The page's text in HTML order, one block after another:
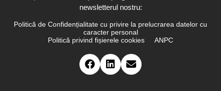
newsletterul nostru:
Politică de Confidențialitate cu privire la prelucrarea datelor cu
caracter personal
Politică privind fișierele cookies
ANPC